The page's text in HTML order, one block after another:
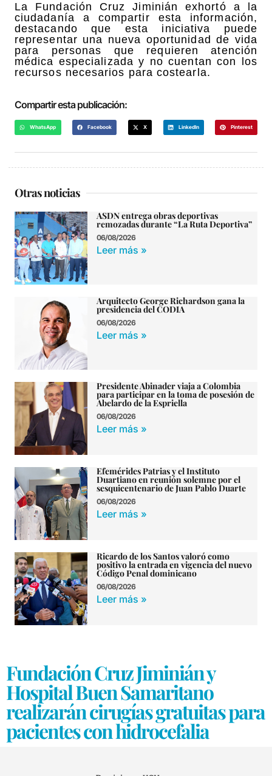
La Fundación Cruz Jiminián exhortó a la
ciudadanía a compartir esta información,
destacando que esta iniciativa puede
representar una nueva oportunidad de vida
para personas que requieren atención
médica especializada y no cuentan con los
recursos necesarios para costearla.
Compartir esta publicación:
WhatsApp Facebook X LinkedIn Pinterest
Otras noticias
ASDN entrega obras deportivas
remozadas durante “La Ruta Deportiva”
06/08/2026
Leer más »
Arquitecto George Richardson gana la
presidencia del CODIA
06/08/2026
Leer más »
Presidente Abinader viaja a Colombia
para participar en la toma de posesión de
Abelardo de la Espriella
06/08/2026
Leer más »
Efemérides Patrias y el Instituto
Duartiano en reunión solemne por el
sesquicentenario de Juan Pablo Duarte
06/08/2026
Leer más »
Ricardo de los Santos valoró como
positivo la entrada en vigencia del nuevo
Código Penal dominicano
06/08/2026
Leer más »
Fundación Cruz Jiminián y
Hospital Buen Samaritano
realizarán cirugías gratuitas para
pacientes con hidrocefalia